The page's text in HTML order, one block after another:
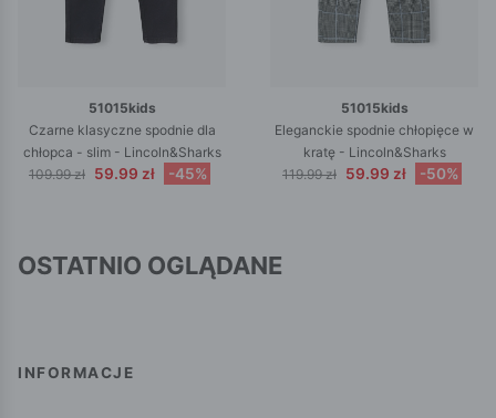
51015kids
Czarne klasyczne spodnie dla
chłopca - slim - Lincoln&Sharks
109.99 zł 59.99 zł -45%
51015kids
Eleganckie spodnie chłopięce w
kratę - Lincoln&Sharks
119.99 zł 59.99 zł -50%
OSTATNIO OGLĄDANE
INFORMACJE